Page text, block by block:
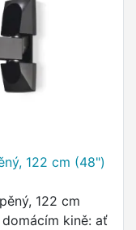
122 cm (48")
122 cm
kině: ať